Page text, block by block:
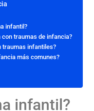
infantil?
con traumas de infancia?
traumas infantiles?
más comunes?
infantil?